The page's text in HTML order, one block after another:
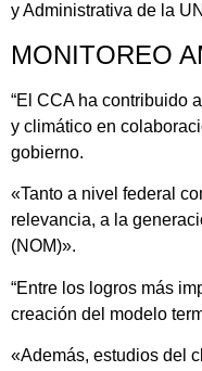
y Administrativa de la
MONITOREO
“El CCA ha contribuido
y climático en
gobierno.
«Tanto a nivel federal
relevancia, a la
(NOM)».
“Entre los logros más
creación del modelo
«Además, estudios del